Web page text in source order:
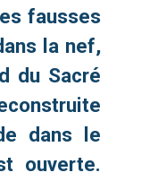
fausses
la nef,
du Sacré
dans le
ouverte.